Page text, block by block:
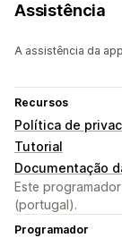
Assistência
A assistência da
Recursos
Política de
Tutorial
Documentação
Este
(portugal).
Programador